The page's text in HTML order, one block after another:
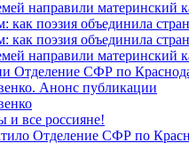
направили
как поэзия объединила
как поэзия объединила
направили
Отделение СФР по
Анонс публикации
и все россияне!
Отделение СФР по